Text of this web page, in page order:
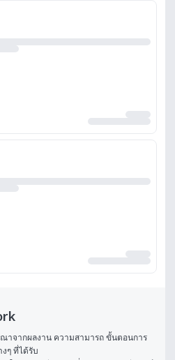
าจากผลงาน ความสามารถ ขั้นตอนการ
ๆ ที่ได้รับ